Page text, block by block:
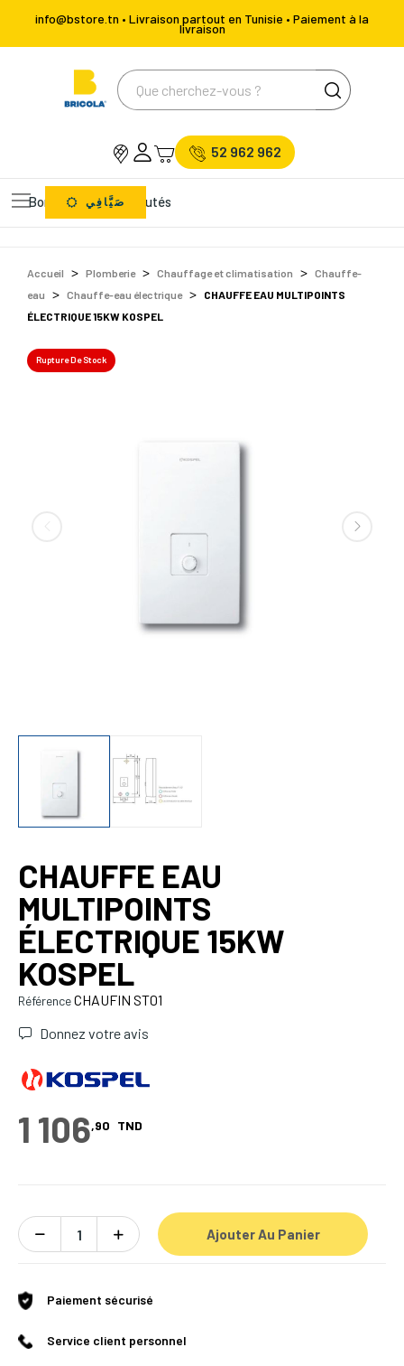
info@bstore.tn • Livraison partout en Tunisie • Paiement à la
livraison
52 962 962
Bons Plans Nouveautés
صَيَّافِي
Accueil Plomberie Chauffage et climatisation
Chauffe-
eau
Chauffe-eau électrique
CHAUFFE EAU MULTIPOINTS
ÉLECTRIQUE 15KW KOSPEL
Rupture De Stock
CHAUFFE EAU
MULTIPOINTS
ÉLECTRIQUE 15KW
KOSPEL
RéférenceCHAUFIN ST01
Donnez votre avis
1 106,90 TND
Ajouter Au Panier
Paiement sécurisé
Service client personnel